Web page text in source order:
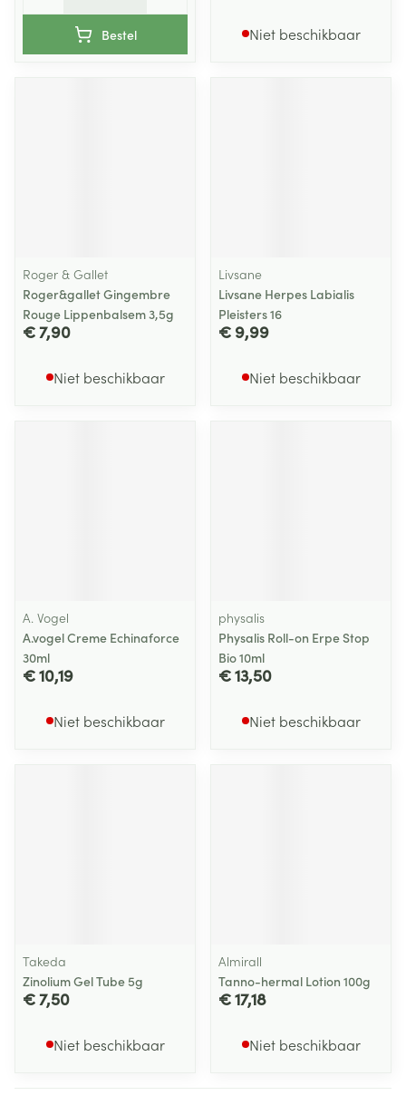
Bestel Niet beschikbaar
Roger & Gallet
Roger&gallet Gingembre
Rouge Lippenbalsem 3,5g
€ 7,90
Niet beschikbaar
Livsane
Livsane Herpes Labialis
Pleisters 16
€ 9,99
Niet beschikbaar
A. Vogel
A.vogel Creme Echinaforce
30ml
€ 10,19
Niet beschikbaar
physalis
Physalis Roll-on Erpe Stop
Bio 10ml
€ 13,50
Niet beschikbaar
Takeda
Zinolium Gel Tube 5g
€ 7,50
Niet beschikbaar
Almirall
Tanno-hermal Lotion 100g
€ 17,18
Niet beschikbaar